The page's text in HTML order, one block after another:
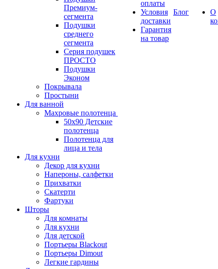
Премиум-
сегмента
Подушки
среднего
сегмента
Серия подушек
ПРОСТО
Подушки
Эконом
Покрывала
Простыни
Для ванной
Махровые полотенца
50х90 Детские
полотенца
Полотенца для
лица и тела
Для кухни
Декор для кухни
Напероны, салфетки
Прихватки
Скатерти
Фартуки
Шторы
Для комнаты
Для кухни
Для детской
Портьеры Blackout
Портьеры Dimout
Легкие гардины
оплаты
Условия
доставки
Гарантия
на товар
Блог
О